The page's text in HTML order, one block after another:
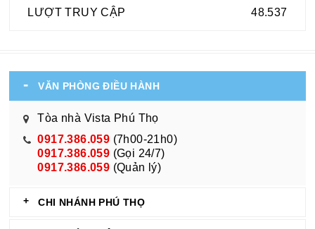
LƯỢT TRUY CẬP 48.537
VĂN PHÒNG ĐIỀU HÀNH
Tòa nhà Vista Phú Thọ
0917.386.059 (7h00-21h0)
0917.386.059 (Gọi 24/7)
0917.386.059 (Quản lý)
CHI NHÁNH PHÚ THỌ